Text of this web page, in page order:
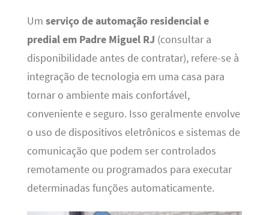
Um serviço de automação residencial e
predial em Padre Miguel RJ (consultar a
disponibilidade antes de contratar), refere-se à
integração de tecnologia em uma casa para
tornar o ambiente mais confortável,
conveniente e seguro. Isso geralmente envolve
o uso de dispositivos eletrônicos e sistemas de
comunicação que podem ser controlados
remotamente ou programados para executar
determinadas funções automaticamente.